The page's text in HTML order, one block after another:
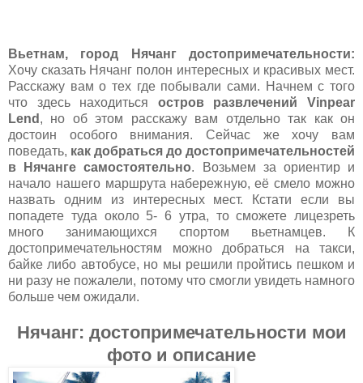
Вьетнам, город Нячанг достопримечательности:
Хочу сказать Нячанг полон интересных и красивых мест.
Расскажу вам о тех где побывали сами. Начнем с того
что здесь находиться остров развлечений Vinpear
Lend , но об этом расскажу вам отдельно так как он
достоин особого внимания. Сейчас же хочу вам
поведать, как добраться до достопримечательностей
в Нячанге самостоятельно. Возьмем за ориентир и
начало нашего маршрута набережную, её смело можно
назвать одним из интересных мест. Кстати если вы
попадете туда около 5- 6 утра, то сможете лицезреть
много занимающихся спортом вьетнамцев. К
достопримечательностям можно добраться на такси,
байке либо автобусе, но мы решили пройтись пешком и
ни разу не пожалели, потому что смогли увидеть намного
больше чем ожидали.
Нячанг: достопримечательности мои
фото и описание